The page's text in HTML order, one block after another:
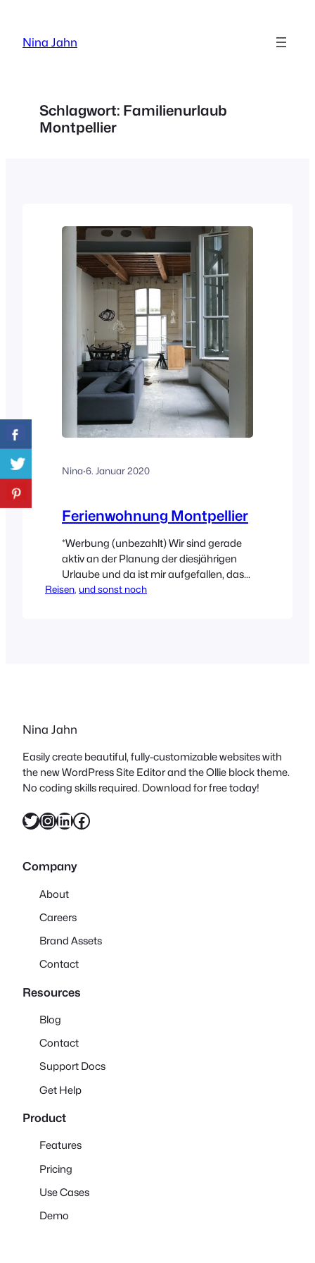
springen
Nina Jahn
Schlagwort: Familienurlaub
Montpellier
Nina·6. Januar 2020
Ferienwohnung Montpellier
*Werbung (unbezahlt) Wir sind gerade
aktiv an der Planung der diesjährigen
Urlaube und da ist mir aufgefallen, dass
ich eigentlich einen Beitrag über unsere
Reisen, und sonst noch
Nina Jahn
Easily create beautiful, fully-customizable websites with
the new WordPress Site Editor and the Ollie block theme.
No coding skills required. Download for free today!
Twitter InstagramLinkedIn Facebook
Company
About
Careers
Brand Assets
Contact
Resources
Blog
Contact
Support Docs
Get Help
Product
Features
Pricing
Use Cases
Demo